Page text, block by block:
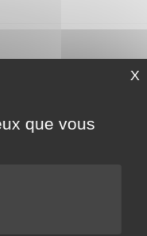
que vous
X
traitée.